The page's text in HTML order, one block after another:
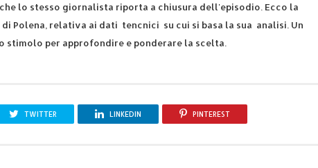
lo stesso giornalista riporta a chiusura dell'episodio. Ecco la
di Polena, relativa ai dati tencnici su cui si basa la sua analisi. Un
stimolo per approfondire e ponderare la scelta.
TWITTER LINKEDIN PINTEREST